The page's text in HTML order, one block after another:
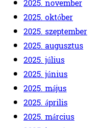
2025. november
2025. október
2025. szeptember
2025. augusztus
2025. július
2025. június
2025. május
2025. április
2025. március